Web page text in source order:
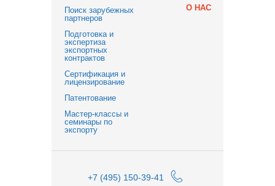
О НАС
Поиск зарубежных
партнеров
Подготовка и
экспертиза
экспортных
контрактов
Сертификация и
лицензирование
Патентование
Мастер-классы и
семинары по
экспорту
+7 (495) 150-39-41